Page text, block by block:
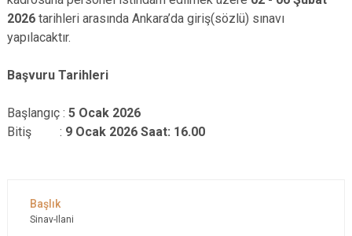
2026 tarihleri arasında Ankara’da giriş(sözlü) sınavı
yapılacaktır.
Başvuru Tarihleri
Başlangıç : 5 Ocak 2026
Bitiş : 9 Ocak 2026 Saat: 16.00
Sinav-Ilani